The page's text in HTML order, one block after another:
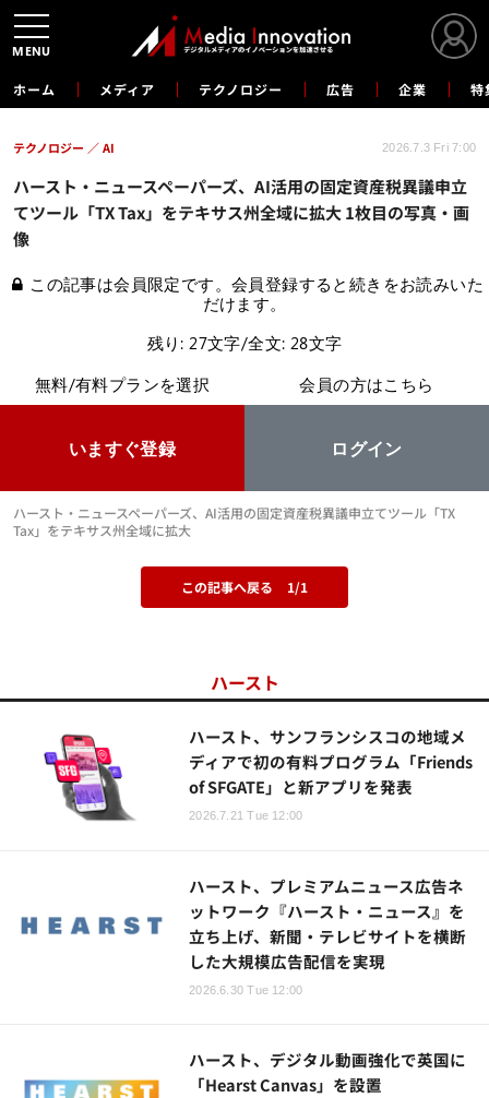
ホーム メディア テクノロジー 広告 企業 特
ハースト・ニュースペーパーズ、AI活用の固定資産税異議申立
てツール「TX Tax」をテキサス州全域に拡大 1枚目の写真・画
像
テクノロジー AI 2026.7.3 Fri 7:00
この記事は会員限定です。会員登録すると続きをお読みいた
だけます。
残り: 27文字/全文: 28文字
無料/有料プランを選択
いますぐ登録
会員の方はこちら
ログイン
ハースト・ニュースペーパーズ、AI活用の固定資産税異議申立てツール「TX
Tax」をテキサス州全域に拡大
この記事へ戻る 1/1
ハースト
ハースト、サンフランシスコの地域メ
ディアで初の有料プログラム「Friends
of SFGATE」と新アプリを発表
2026.7.21 Tue 12:00
ハースト、プレミアムニュース広告ネ
ットワーク『ハースト・ニュース』を
立ち上げ、新聞・テレビサイトを横断
した大規模広告配信を実現
2026.6.30 Tue 12:00
ハースト、デジタル動画強化で英国に
「Hearst Canvas」を設置
MENU